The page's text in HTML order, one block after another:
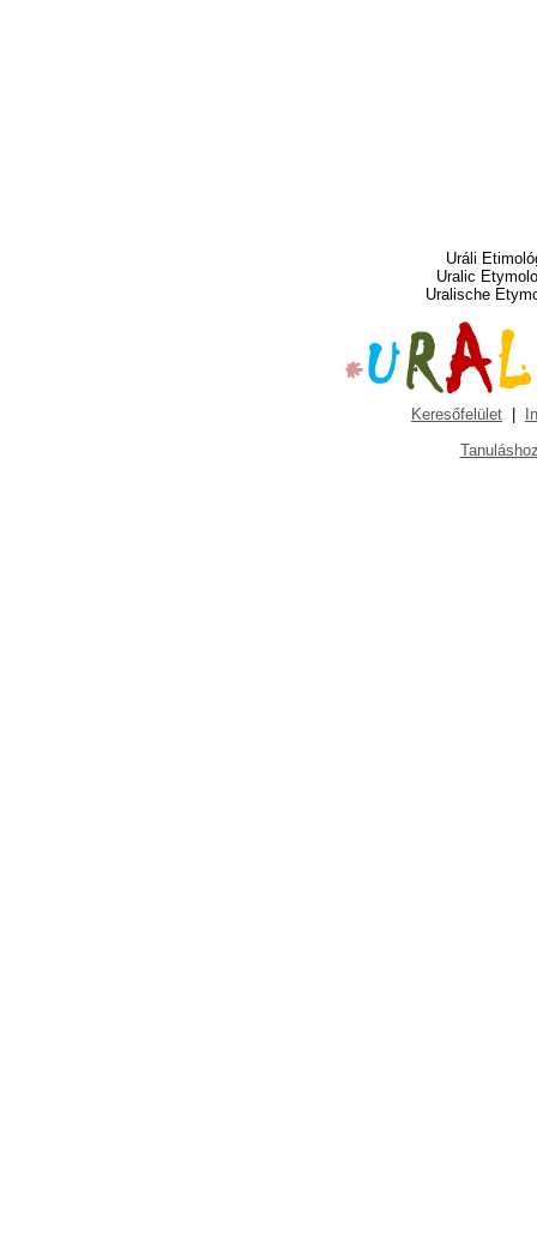
Uráli
Uralic
Uralische
Keresőfelület